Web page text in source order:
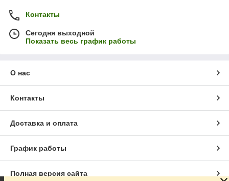
Контакты
Сегодня выходной
Показать весь график работы
О нас
Контакты
Доставка и оплата
График работы
Полная версия сайта